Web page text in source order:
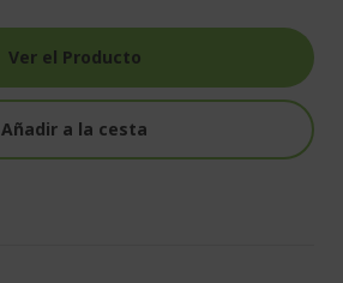
Ver el Producto
Añadir a la cesta